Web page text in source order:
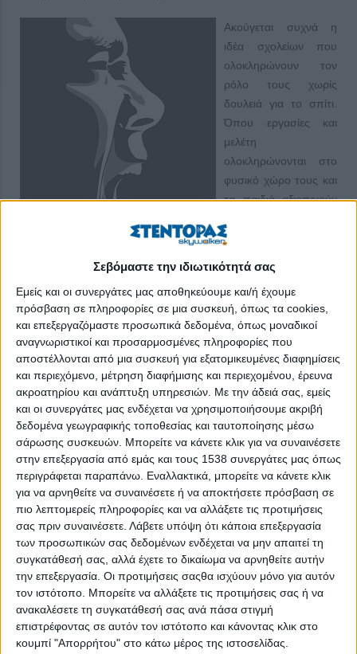
Σεβόμαστε την ιδιωτικότητά σας
Εμείς και οι συνεργάτες μας αποθηκεύουμε και/ή έχουμε
πρόσβαση σε πληροφορίες σε μια συσκευή, όπως τα cookies,
και επεξεργαζόμαστε προσωπικά δεδομένα, όπως μοναδικοί
αναγνωριστικοί και προσαρμοσμένες πληροφορίες που
αποστέλλονται από μια συσκευή για εξατομικευμένες διαφημίσεις
και περιεχόμενο, μέτρηση διαφήμισης και περιεχομένου, έρευνα
ακροατηρίου και ανάπτυξη υπηρεσιών. Με την άδειά σας, εμείς
και οι συνεργάτες μας ενδέχεται να χρησιμοποιήσουμε ακριβή
δεδομένα γεωγραφικής τοποθεσίας και ταυτοποίησης μέσω
σάρωσης συσκευών. Μπορείτε να κάνετε κλικ για να συναινέσετε
στην επεξεργασία από εμάς και τους 1538 συνεργάτες μας όπως
περιγράφεται παραπάνω. Εναλλακτικά, μπορείτε να κάνετε κλικ
για να αρνηθείτε να συναινέσετε ή να αποκτήσετε πρόσβαση σε
πιο λεπτομερείς πληροφορίες και να αλλάξετε τις προτιμήσεις
σας πριν συναινέσετε. Λάβετε υπόψη ότι κάποια επεξεργασία
των προσωπικών σας δεδομένων ενδέχεται να μην απαιτεί τη
συγκατάθεσή σας, αλλά έχετε το δικαίωμα να αρνηθείτε αυτήν
την επεξεργασία. Οι προτιμήσεις σαςθα ισχύουν μόνο για αυτόν
τον ιστότοπο. Μπορείτε να αλλάξετε τις προτιμήσεις σας ή να
ανακαλέσετε τη συγκατάθεσή σας ανά πάσα στιγμή
επιστρέφοντας σε αυτόν τον ιστότοπο και κάνοντας κλικ στο
κουμπί "Απορρήτου" στο κάτω μέρος της ιστοσελίδας.
Ακούγεται συχνά η
ιδέα σχολείων που
ολοκληρώνουν τον
ρόλο τους χωρίς
δουλειά για το σπίτι.
Όπου εργασίες και
μελέτη
ολοκληρώνονται στο
φυσικό χώρο τους και
τα παιδιά αξιοποιούν
ερασιτεχνικές ασχολίες
τους για να
αναπτυχθούν σε ήπιες
δεξιότητες και συμπεριφορές. Το μοντέλο, που πέτυχε ήδη σε
περιοχές της βόρειας Ευρώπης, προβάλλεται από
προοδευτικούς κύκλους σε μέσα κοινωνικής δικτύωσης. Και
αρχίζει να βαρύνει στη σκέψη μας περισσότερο και από τη
βιωματική εκπαίδευση.
Με την ευκαιρία αυτή συχνά ξυπνούν οι μνήμες των
αλληλοδιδακτικών σχολείων και η νοσταλγία για παλιές καλές
εποχές της παραδοσιακής εκπαίδευσης. Ίσως και μεθόδων
που διαχρονικά ξεχώρισαν για τις αξίες και τα αποτελέσματά
τους σε ηλικιακές περιοχές, όπως αυτή της μοντεσσοριανής
αγωγής. Και κάπου εκεί η συζήτηση αρχίζει να μπερδεύεται. Σε
όλο το φάσμα, μέχρι και τη διά βίου μάθηση. Και πελαγώνουμε
όλοι, μικροί, μεγάλοι.
Το αγαπημένο χόμπι πολλών ελληνικών κυβερνήσεων είναι οι
εκπαιδευτικές μεταρρυθμίσεις ή η αποκατάσταση της τάξης και
της ηρεμίας με άρση των μεταρρυθμίσεων της προηγούμενης
κυβέρνησης. Συνήθως κάπου εκεί δίπλα στέκει και η αυτοτελής